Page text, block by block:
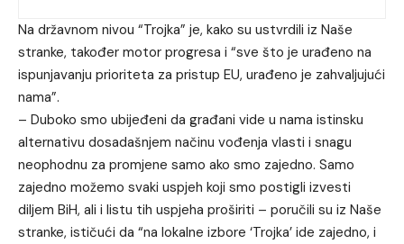
Na državnom nivou “Trojka” je, kako su ustvrdili iz Naše
stranke, također motor progresa i “sve što je urađeno na
ispunjavanju prioriteta za pristup EU, urađeno je zahvaljujući
nama”.
– Duboko smo ubijeđeni da građani vide u nama istinsku
alternativu dosadašnjem načinu vođenja vlasti i snagu
neophodnu za promjene samo ako smo zajedno. Samo
zajedno možemo svaki uspjeh koji smo postigli izvesti
diljem BiH, ali i listu tih uspjeha proširiti – poručili su iz Naše
stranke, ističući da “na lokalne izbore ‘Trojka’ ide zajedno, i